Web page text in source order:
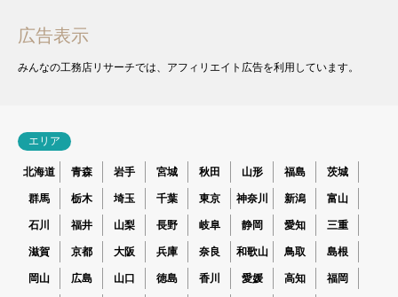
広告表示
みんなの工務店リサーチでは、アフィリエイト広告を利用しています。
エリア
北海道 青森 岩手 宮城 秋田 山形 福島 茨城
群馬 栃木 埼玉 千葉 東京 神奈川 新潟 富山
石川 福井 山梨 長野 岐阜 静岡 愛知 三重
滋賀 京都 大阪 兵庫 奈良 和歌山 鳥取 島根
岡山 広島 山口 徳島 香川 愛媛 高知 福岡